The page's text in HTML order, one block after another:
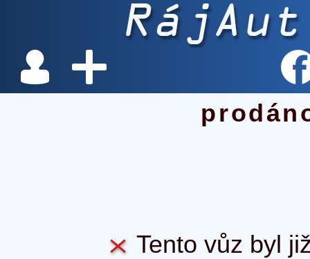
Tento vůz byl